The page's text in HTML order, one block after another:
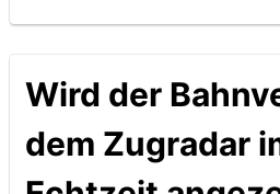
Wird der
dem Zugradar